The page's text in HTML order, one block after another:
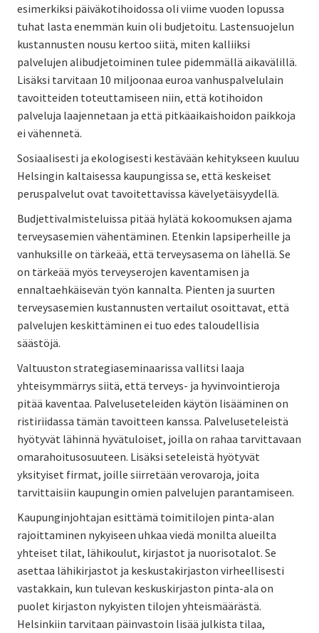
esimerkiksi päiväkotihoidossa oli viime vuoden lopussa
tuhat lasta enemmän kuin oli budjetoitu. Lastensuojelun
kustannusten nousu kertoo siitä, miten kalliiksi
palvelujen alibudjetoiminen tulee pidemmällä aikavälillä.
Lisäksi tarvitaan 10 miljoonaa euroa vanhuspalvelulain
tavoitteiden toteuttamiseen niin, että kotihoidon
palveluja laajennetaan ja että pitkäaikaishoidon paikkoja
ei vähennetä.
Sosiaalisesti ja ekologisesti kestävään kehitykseen kuuluu
Helsingin kaltaisessa kaupungissa se, että keskeiset
peruspalvelut ovat tavoitettavissa kävelyetäisyydellä.
Budjettivalmisteluissa pitää hylätä kokoomuksen ajama
terveysasemien vähentäminen. Etenkin lapsiperheille ja
vanhuksille on tärkeää, että terveysasema on lähellä. Se
on tärkeää myös terveyserojen kaventamisen ja
ennaltaehkäisevän työn kannalta. Pienten ja suurten
terveysasemien kustannusten vertailut osoittavat, että
palvelujen keskittäminen ei tuo edes taloudellisia
säästöjä.
Valtuuston strategiaseminaarissa vallitsi laaja
yhteisymmärrys siitä, että terveys- ja hyvinvointieroja
pitää kaventaa. Palveluseteleiden käytön lisääminen on
ristiriidassa tämän tavoitteen kanssa. Palveluseteleistä
hyötyvät lähinnä hyvätuloiset, joilla on rahaa tarvittavaan
omarahoitusosuuteen. Lisäksi seteleistä hyötyvät
yksityiset firmat, joille siirretään verovaroja, joita
tarvittaisiin kaupungin omien palvelujen parantamiseen.
Kaupunginjohtajan esittämä toimitilojen pinta-alan
rajoittaminen nykyiseen uhkaa viedä monilta alueilta
yhteiset tilat, lähikoulut, kirjastot ja nuorisotalot. Se
asettaa lähikirjastot ja keskustakirjaston virheellisesti
vastakkain, kun tulevan keskuskirjaston pinta-ala on
puolet kirjaston nykyisten tilojen yhteismäärästä.
Helsinkiin tarvitaan päinvastoin lisää julkista tilaa,